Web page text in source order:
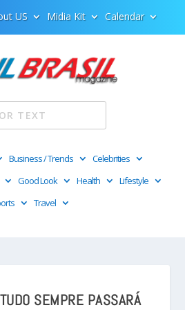
US Midia Kit Calendar
Business / Trends
Celebrities
Good Look Health
Lifestyle
Travel
SEMPRE PASSARÁ